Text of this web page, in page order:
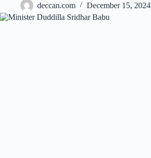
deccan.com December 15, 2024